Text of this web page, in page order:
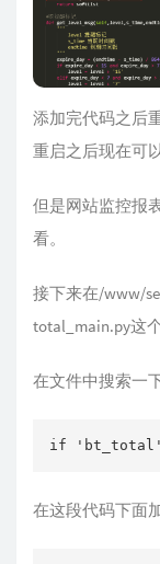
添加完代码之后
重启之后现在可
但是网站监控报
看。
接下来在/www/
total_main.py这
在文件中搜索一
if 'bt_total'
在这段代码下面